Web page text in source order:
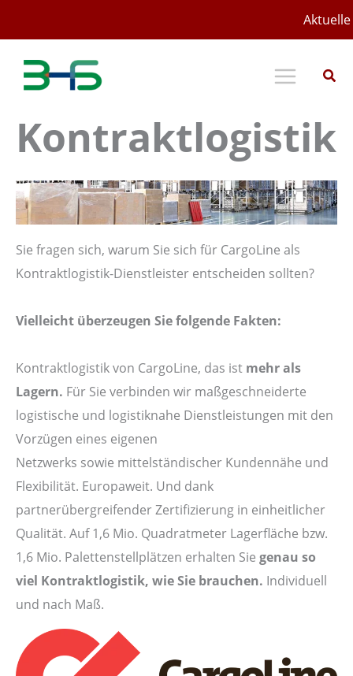
springen
Aktuelle
Kontraktlogistik
Sie fragen sich, warum Sie sich für CargoLine als
Kontraktlogistik-Dienstleister entscheiden sollten?
Vielleicht überzeugen Sie folgende Fakten:
Kontraktlogistik von CargoLine, das ist mehr als
Lagern. Für Sie verbinden wir maßgeschneiderte
logistische und logistiknahe Dienstleistungen mit den
Vorzügen eines eigenen
Netzwerks sowie mittelständischer Kundennähe und
Flexibilität. Europaweit. Und dank
partnerübergreifender Zertifizierung in einheitlicher
Qualität. Auf 1,6 Mio. Quadratmeter Lagerfläche bzw.
1,6 Mio. Palettenstellplätzen erhalten Sie genau so
viel Kontraktlogistik, wie Sie brauchen. Individuell
und nach Maß.